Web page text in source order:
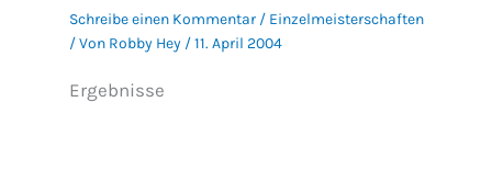
Schreibe einen Kommentar / Einzelmeisterschaften
/ Von Robby Hey /11. April 2004
Ergebnisse